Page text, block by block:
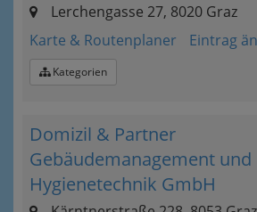
Lerchengasse 27, 8020 Graz
Karte & Routenplaner
Eintrag
Kategorien
Domizil & Partner
Gebäudemanagement und
Hygienetechnik GmbH